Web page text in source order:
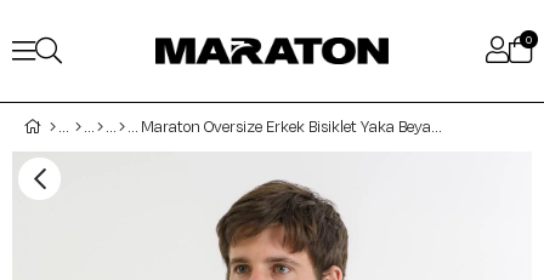
0
Maraton Oversize Erkek Bisiklet Yaka Beyaz T-shirt